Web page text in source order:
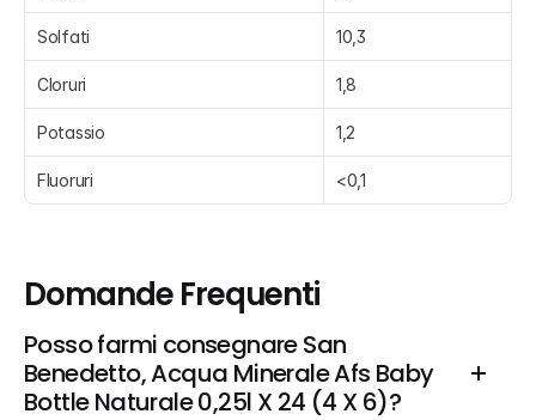
Solfati 10,3
Cloruri 1,8
Potassio 1,2
Fluoruri <0,1
Domande Frequenti
Posso farmi consegnare San
Benedetto, Acqua Minerale Afs Baby
Bottle Naturale 0,25l X 24 (4 X 6)?